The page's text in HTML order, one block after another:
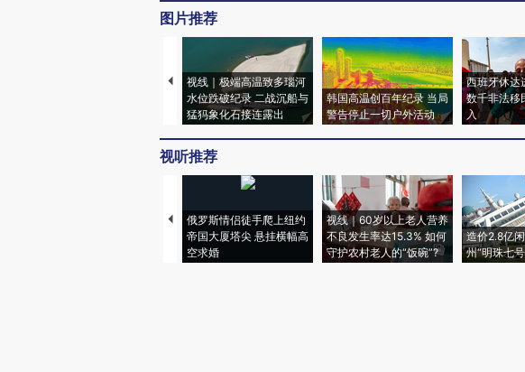
图片推荐
视线｜极端高温致多瑙河
水位跌破纪录 二战沉船与
猛犸象化石接连露出
韩国高温创百年纪录 当局
警告停止一切户外活动
西班牙休达
数千非法移
入
视听推荐
俄罗斯情侣徒手爬上纽约
帝国大厦塔尖 悬挂横幅高
空求婚
视线｜60岁以上老人营养
不良发生率达15.3% 如何
守护农村老人的“饭碗”?
造价2.8亿
州“明珠七